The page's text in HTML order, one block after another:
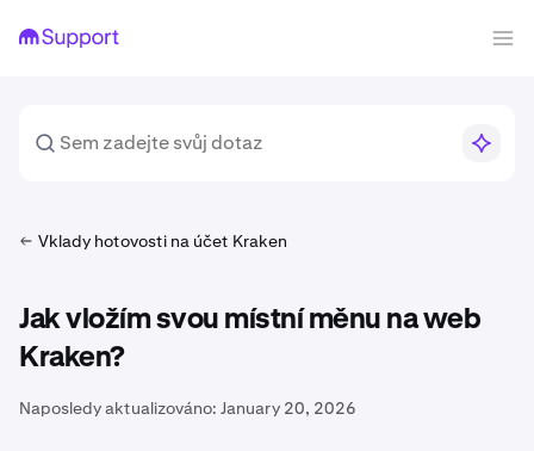
Vklady hotovosti na účet Kraken
Jak vložím svou místní měnu na web
Kraken?
Naposledy aktualizováno: January 20, 2026